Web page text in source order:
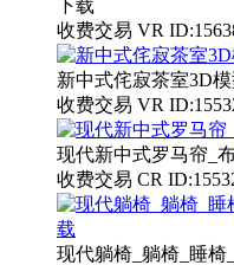
下载
收费交易 VR
新中式侘寂茶室3D
收费交易 VR
现代新中式罗马帘_
收费交易 CR
现代躺椅_躺椅_睡椅